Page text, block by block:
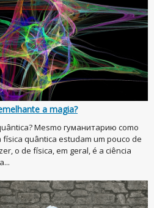
a magia?
Mesmo гуманитарию como
quântica estudam um pouco de
o de física, em geral, é a ciência